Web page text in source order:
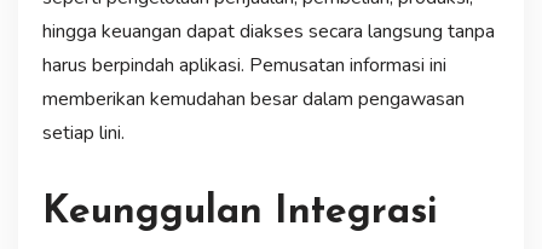
hingga keuangan dapat diakses secara langsung tanpa
harus berpindah aplikasi. Pemusatan informasi ini
memberikan kemudahan besar dalam pengawasan
setiap lini.
Keunggulan Integrasi